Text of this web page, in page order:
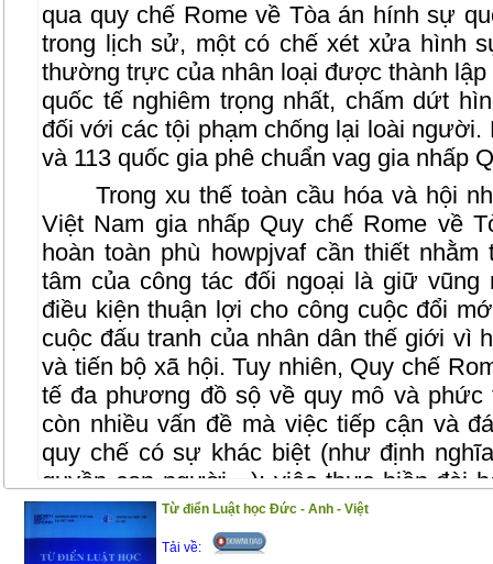
qua quy chế Rome về Tòa án hính sự
trong lịch sử, một có chế xét xửa hình
thường trực của nhân loại được thành
quốc tế nghiêm trọng nhất, chấm dứt
đối với các tội phạm chống lại loài người.
và 113 quốc gia phê chuẩn vag gia nhấp
Trong xu thế toàn cầu hóa và hội
Việt Nam gia nhấp Quy chế Rome về
hoàn toàn phù howpjvaf cần thiết
tâm của công tác đối ngoại là giữ
điều kiện thuận lợi cho công cuộc đổi
cuộc đấu tranh của nhân dân thế giới vì
và tiến bộ xã hội. Tuy nhiên, Quy chế
tế đa phương đồ sộ về quy mô và phức
còn nhiều vấn đề mà việc tiếp cận và
quy chế có sự khác biệt (như định
quyền con người…); việc thực hiền đòi
đối khắt khe, có thể ảnh hưởng tới
đặc biệt đòi hỏi phải sửa đổi, bổ sung
Từ điển Luật học Đức - Anh - Việt
Tải về: